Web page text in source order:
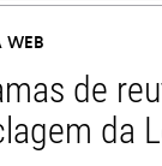
WEB
de
da